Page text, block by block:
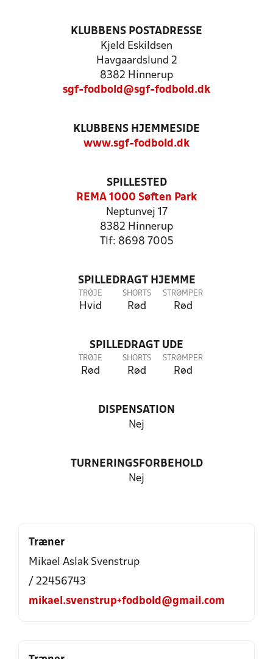
KLUBBENS POSTADRESSE
Kjeld Eskildsen
Havgaardslund 2
8382 Hinnerup
sgf-fodbold@sgf-fodbold.dk
KLUBBENS HJEMMESIDE
www.sgf-fodbold.dk
SPILLESTED
REMA 1000 Søften Park
Neptunvej 17
8382 Hinnerup
Tlf: 8698 7005
SPILLEDRAGT HJEMME
TRØJE
Hvid
SHORTS
Rød
STRØMPER
Rød
SPILLEDRAGT UDE
TRØJE
Rød
SHORTS
Rød
STRØMPER
Rød
DISPENSATION
Nej
TURNERINGSFORBEHOLD
Nej
Træner
Mikael Aslak Svenstrup
/ 22456743
mikael.svenstrup+fodbold@gmail.com